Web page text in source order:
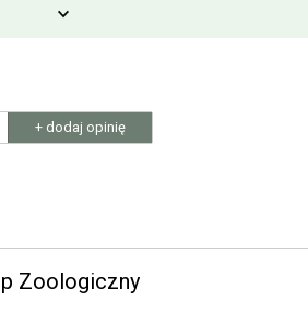
+ dodaj opinię
Zoologiczny